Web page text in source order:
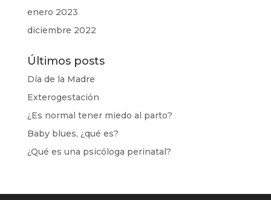
enero 2023
diciembre 2022
Últimos posts
Día de la Madre
Exterogestación
¿Es normal tener miedo al parto?
Baby blues, ¿qué es?
¿Qué es una psicóloga perinatal?